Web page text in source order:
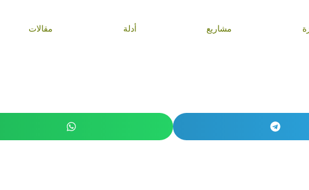
مشاريع أدلة مقالات